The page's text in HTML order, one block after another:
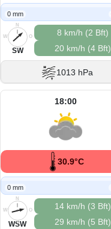
0 mm
N
O
S
W
SW
8 km/h (2 Bft)
20 km/h (4 Bft)
1013 hPa
18:00
30.9°C
0 mm
N
O
S
W
WSW
14 km/h (3 Bft)
29 km/h (5 Bft)